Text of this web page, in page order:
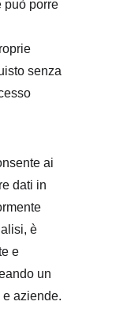
può porre
senza
ai
dati in
è
e
un
e aziende.